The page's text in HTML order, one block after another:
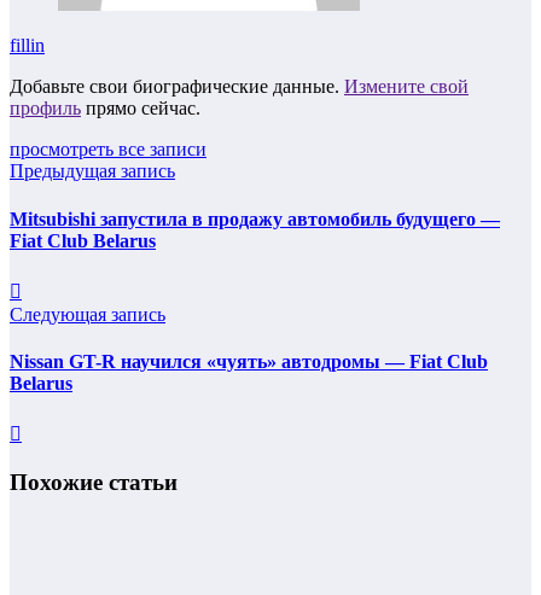
fillin
Добавьте свои биографические данные. Измените свой
профиль прямо сейчас.
просмотреть все записи
Предыдущая запись
Mitsubishi запустила в продажу автомобиль будущего —
Fiat Club Belarus
Следующая запись
Nissan GT-R научился «чуять» автодромы — Fiat Club
Belarus
Похожие статьи